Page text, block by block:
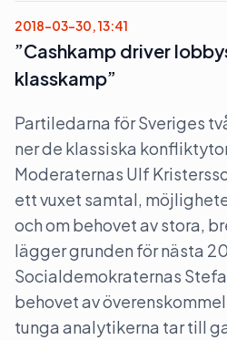
2018-03-30, 13:41
”Cashkamp driver
klasskamp”
Partiledarna för Sveriges
ner de klassiska
Moderaternas Ulf
ett vuxet samtal,
och om behovet av stora,
lägger grunden för nästa
Socialdemokraternas
behovet av
tunga analytikerna tar till